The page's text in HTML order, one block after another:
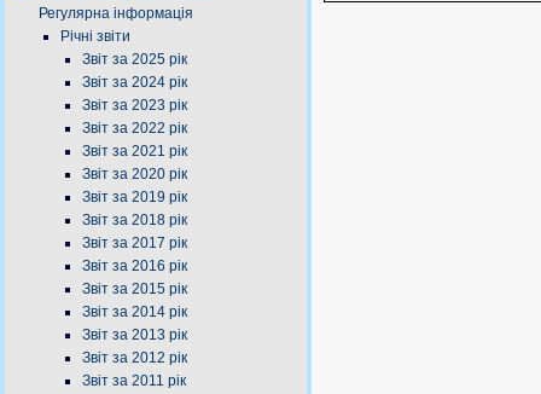
Регулярна інформація
Річні звіти
Звіт за 2025 рік
Звіт за 2024 рік
Звіт за 2023 рік
Звіт за 2022 рік
Звіт за 2021 рік
Звіт за 2020 рік
Звіт за 2019 рік
Звіт за 2018 рік
Звіт за 2017 рік
Звіт за 2016 рік
Звіт за 2015 рік
Звіт за 2014 рік
Звіт за 2013 рік
Звіт за 2012 рік
Звіт за 2011 рік